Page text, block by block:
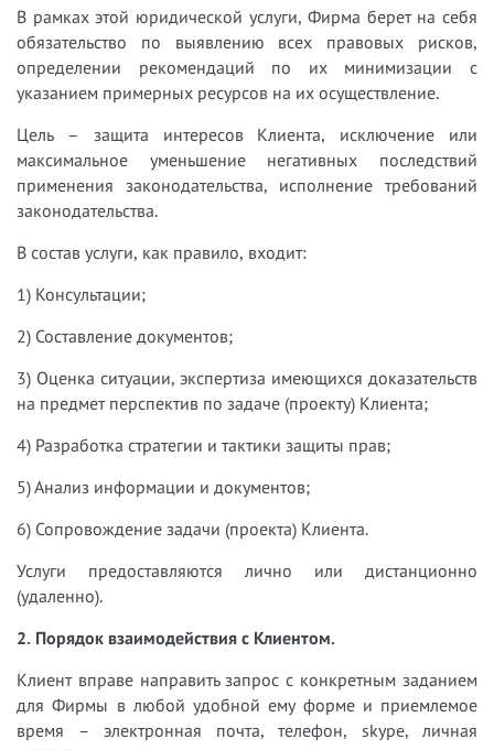
В рамках этой юридической услуги, Фирма берет на себя
обязательство по выявлению всех правовых рисков,
определении рекомендаций по их минимизации с
указанием примерных ресурсов на их осуществление.
Цель – защита интересов Клиента, исключение или
максимальное уменьшение негативных последствий
применения законодательства, исполнение требований
законодательства.
В состав услуги, как правило, входит:
1) Консультации;
2) Составление документов;
3) Оценка ситуации, экспертиза имеющихся доказательств
на предмет перспектив по задаче (проекту) Клиента;
4) Разработка стратегии и тактики защиты прав;
5) Анализ информации и документов;
6) Сопровождение задачи (проекта) Клиента.
Услуги предоставляются лично или дистанционно
(удаленно).
2. Порядок взаимодействия с Клиентом.
Клиент вправе направить запрос с конкретным заданием
для Фирмы в любой удобной ему форме и приемлемое
время – электронная почта, телефон, skype, личная